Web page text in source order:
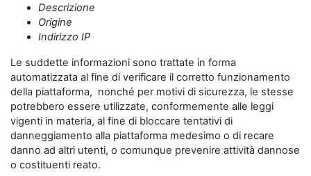
Descrizione
Origine
Indirizzo IP
Le suddette informazioni sono trattate in forma
automatizzata al fine di verificare il corretto funzionamento
della piattaforma, nonché per motivi di sicurezza, le stesse
potrebbero essere utilizzate, conformemente alle leggi
vigenti in materia, al fine di bloccare tentativi di
danneggiamento alla piattaforma medesimo o di recare
danno ad altri utenti, o comunque prevenire attività dannose
o costituenti reato.